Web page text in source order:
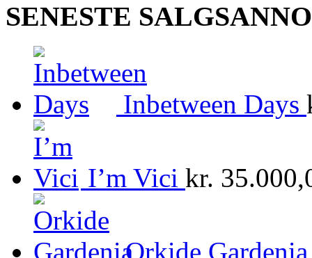
SENESTE
Inbetween Days
I’m Vici kr.
Orkide Gardenia